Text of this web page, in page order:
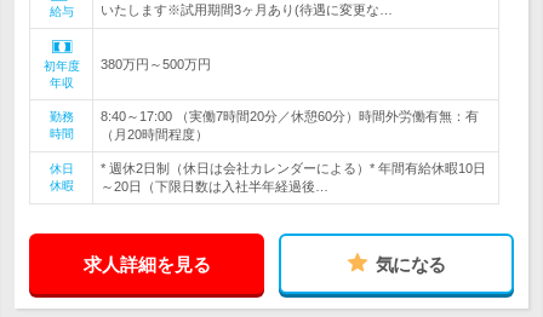
給与
いたします※試用期間3ヶ月あり(待遇に変更な…
初年度
年収
380万円～500万円
勤務
時間
8:40～17:00 （実働7時間20分／休憩60分）時間外労働有無：有
（月20時間程度）
休日
休暇
* 週休2日制（休日は会社カレンダーによる）* 年間有給休暇10日
～20日（下限日数は入社半年経過後…
求人詳細を見る 気になる